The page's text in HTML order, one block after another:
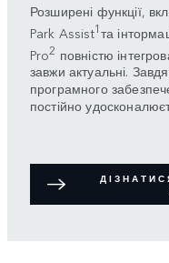
Розширені функції,
Park Assist1та
Pro2 повністю
завжи актуальні.
програмного
постійно